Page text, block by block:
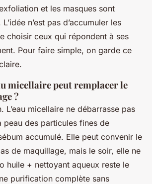
et les masques sont
n’est pas d’accumuler les
choisir ceux qui répondent à ses
Pour faire simple, on garde ce
micellaire peut remplacer le
?
L’eau micellaire ne débarrasse pas
peau des particules fines de
accumulé. Elle peut convenir le
de maquillage, mais le soir, elle ne
huile + nettoyant aqueux reste le
purification complète sans